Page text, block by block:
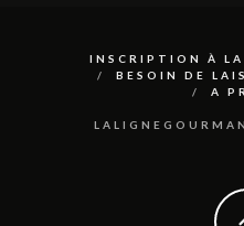
INSCRIPTION À
BESOIN DE
A